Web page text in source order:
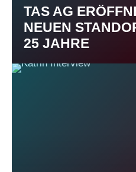
TAS AG
NEUEN
25 JAHRE